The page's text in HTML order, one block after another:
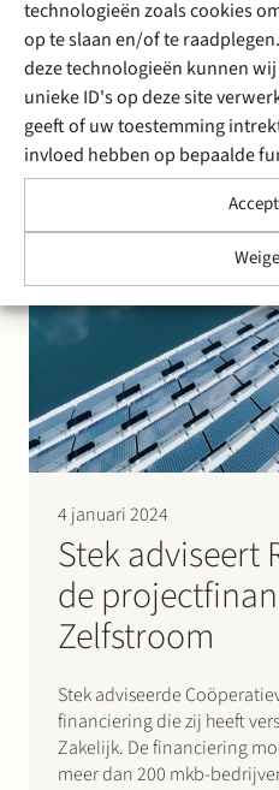
technologieën zoals cookies
op te slaan en/of te
deze technologieën kunnen
unieke ID's op deze site
geeft of uw toestemming
invloed hebben op bepaalde
alone
van Nederland
Dispatch, een Nederlandse
het grootste stand-alone
(BESS) van Nederland
als adviserende partij. De batterij met een capaciteit
van 45 MW/90 MWh wordt
gebouwd in het
terrein van 6000 m². De
4 januari 2024
Stek adviseert
de
Zelfstroom
Stek adviseerde
financiering die zij heeft
Zakelijk. De financiering
meer dan 200 mkb-